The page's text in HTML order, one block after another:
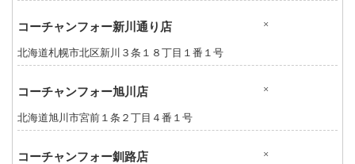
コーチャンフォー新川通り店 ×
北海道札幌市北区新川３条１８丁目１番１号
コーチャンフォー旭川店 ×
北海道旭川市宮前１条２丁目４番１号
コーチャンフォー釧路店 ×